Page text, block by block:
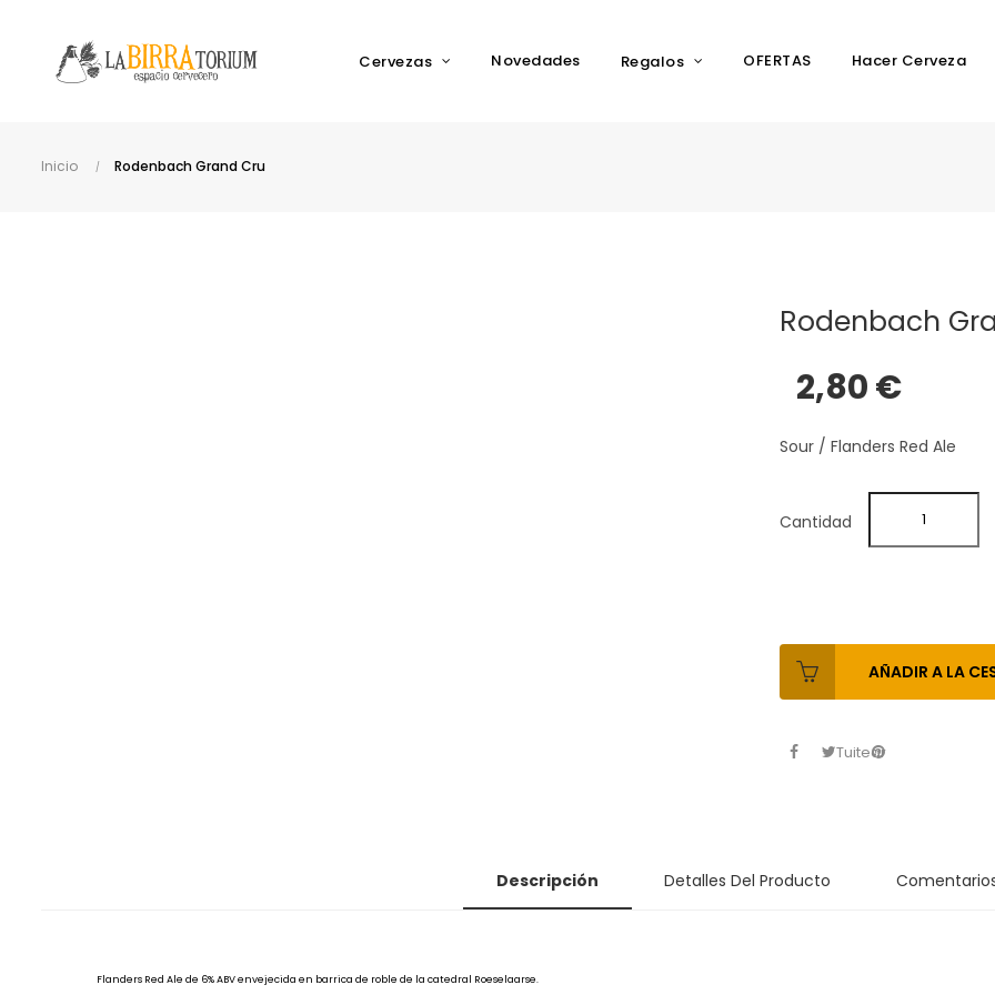
Cervezas Novedades Regalos OFERTAS Hacer Cerveza
Inicio Rodenbach Grand Cru
Rodenbach
2,80 €
Sour / Flanders Red Ale
Cantidad
AÑADIR A LA
Tuitear
Descripción Detalles Del Producto
Flanders Red Ale de 6% ABV envejecida en barrica de roble de la catedral Roeselaarse.